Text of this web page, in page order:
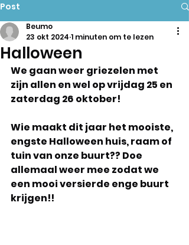
Post
Halloween
Beumo
23 okt 2024 1 minuten om te lezen
We gaan weer griezelen met
zijn allen en wel op vrijdag 25 en
zaterdag 26 oktober!
Wie maakt dit jaar het mooiste,
engste Halloween huis, raam of
tuin van onze buurt?? Doe
allemaal weer mee zodat we
een mooi versierde enge buurt
krijgen!!